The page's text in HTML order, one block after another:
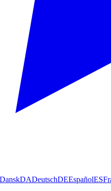
DanskDADeutschDEEspañolES